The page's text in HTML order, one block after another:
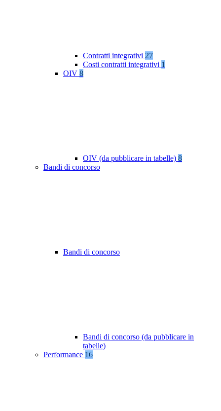
Contratti integrativi 27
Costi contratti integrativi 1
OIV 8
OIV (da pubblicare in tabelle) 8
Bandi di concorso
Bandi di concorso
Bandi di concorso (da pubblicare in
tabelle)
Performance 16